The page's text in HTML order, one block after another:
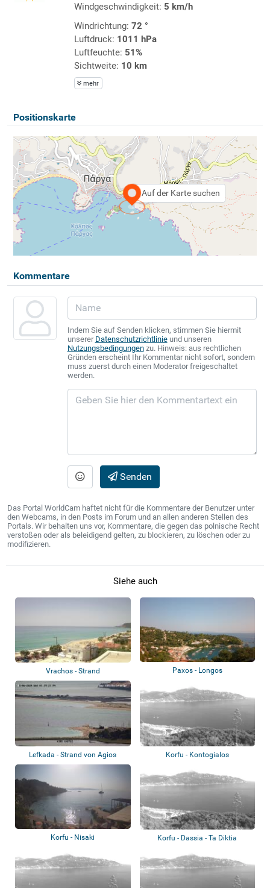
Windgeschwindigkeit: 5 km/h
Windrichtung: 72 °
Luftdruck: 1011 hPa
Luftfeuchte: 51%
Sichtweite: 10 km
mehr
Positionskarte
Auf der Karte suchen
Kommentare
Indem Sie auf Senden klicken, stimmen Sie hiermit
unserer Datenschutzrichtlinieund unseren
Nutzungsbedingungenzu. Hinweis: aus rechtlichen
Gründen erscheint Ihr Kommentar nicht sofort, sondern
muss zuerst durch einen Moderator freigeschaltet
werden.
Senden
Das Portal WorldCam haftet nicht für die Kommentare der Benutzer unter
den Webcams, in den Posts im Forum und an allen anderen Stellen des
Portals. Wir behalten uns vor, Kommentare, die gegen das polnische Recht
verstoßen oder als beleidigend gelten, zu blockieren, zu löschen oder zu
modifizieren.
Siehe auch
Vrachos - Strand Paxos - Longos
Lefkada - Strand von Agios
Ioannis
Korfu - Kontogialos
Korfu - Nisaki Korfu - Dassia - Ta Diktia